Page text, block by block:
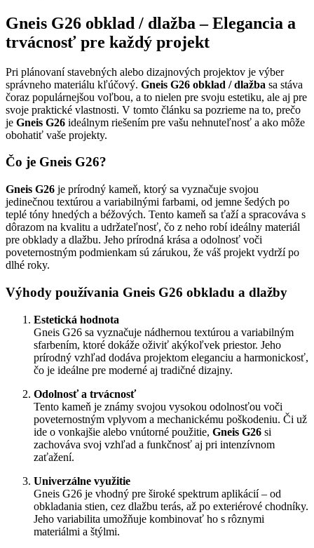
Gneis G26 obklad / dlažba – Elegancia a
trvácnosť pre každý projekt
Pri plánovaní stavebných alebo dizajnových projektov je výber
správneho materiálu kľúčový. Gneis G26 obklad / dlažba sa stáva
čoraz populárnejšou voľbou, a to nielen pre svoju estetiku, ale aj pre
svoje praktické vlastnosti. V tomto článku sa pozrieme na to, prečo
je Gneis G26 ideálnym riešením pre vašu nehnuteľnosť a ako môže
obohatiť vaše projekty.
Čo je Gneis G26?
Gneis G26 je prírodný kameň, ktorý sa vyznačuje svojou
jedinečnou textúrou a variabilnými farbami, od jemne šedých po
teplé tóny hnedých a béžových. Tento kameň sa ťaží a spracováva s
dôrazom na kvalitu a udržateľnosť, čo z neho robí ideálny materiál
pre obklady a dlažbu. Jeho prírodná krása a odolnosť voči
poveternostným podmienkam sú zárukou, že váš projekt vydrží po
dlhé roky.
Výhody používania Gneis G26 obkladu a dlažby
Estetická hodnota
Gneis G26 sa vyznačuje nádhernou textúrou a variabilným
sfarbením, ktoré dokáže oživiť akýkoľvek priestor. Jeho
prírodný vzhľad dodáva projektom eleganciu a harmonickosť,
čo je ideálne pre moderné aj tradičné dizajny.
Odolnosť a trvácnosť
Tento kameň je známy svojou vysokou odolnosťou voči
poveternostným vplyvom a mechanickému poškodeniu. Či už
ide o vonkajšie alebo vnútorné použitie, Gneis G26 si
zachováva svoj vzhľad a funkčnosť aj pri intenzívnom
zaťažení.
Univerzálne využitie
Gneis G26 je vhodný pre široké spektrum aplikácií – od
obkladania stien, cez dlažbu terás, až po exteriérové chodníky.
Jeho variabilita umožňuje kombinovať ho s rôznymi
materiálmi a štýlmi.